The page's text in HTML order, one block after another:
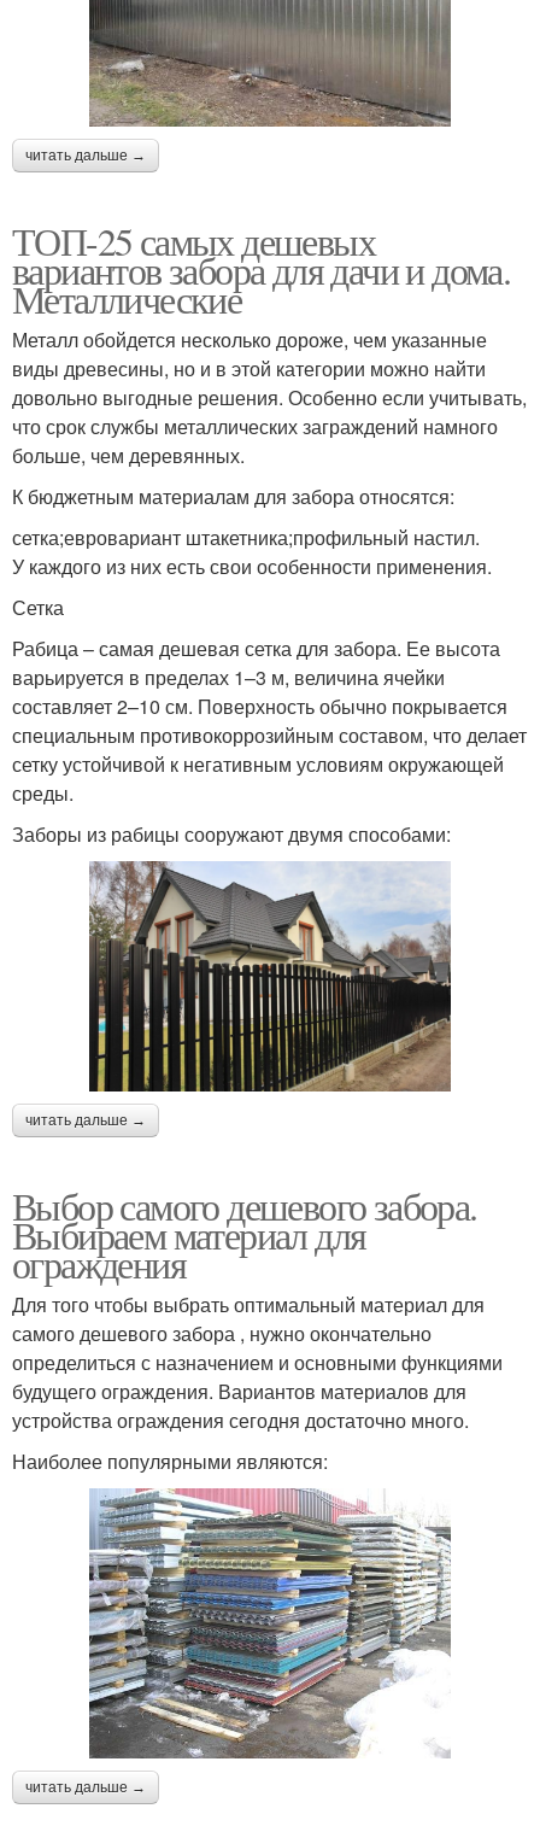
читать дальше →
ТОП-25 самых дешевых
вариантов забора для дачи и дома.
Металлические
Металл обойдется несколько дороже, чем указанные
виды древесины, но и в этой категории можно найти
довольно выгодные решения. Особенно если учитывать,
что срок службы металлических заграждений намного
больше, чем деревянных.
К бюджетным материалам для забора относятся:
сетка;евровариант штакетника;профильный настил.
У каждого из них есть свои особенности применения.
Сетка
Рабица – самая дешевая сетка для забора. Ее высота
варьируется в пределах 1–3 м, величина ячейки
составляет 2–10 см. Поверхность обычно покрывается
специальным противокоррозийным составом, что делает
сетку устойчивой к негативным условиям окружающей
среды.
Заборы из рабицы сооружают двумя способами:
читать дальше →
Выбор самого дешевого забора.
Выбираем материал для
ограждения
Для того чтобы выбрать оптимальный материал для
самого дешевого забора , нужно окончательно
определиться с назначением и основными функциями
будущего ограждения. Вариантов материалов для
устройства ограждения сегодня достаточно много.
Наиболее популярными являются:
читать дальше →